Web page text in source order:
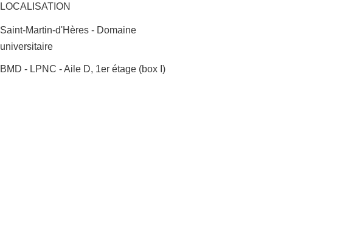
LOCALISATION
Saint-Martin-d'Hères - Domaine
universitaire
Complément lieu
BMD - LPNC - Aile D, 1er étage (box I)